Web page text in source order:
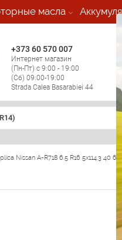
масла
+373 60 570 007
Интернет магазин
(Пн-Пт) с 9:00 - 19:00
(Сб) 09:00-19:00
Strada Calea Basarabiei 44
Nissan A-R718 6.5 R16 5x114.3 40